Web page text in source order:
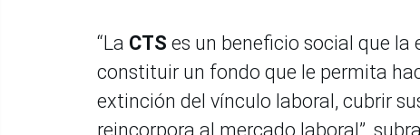
“La CTS es un beneficio social que
constituir un fondo que le permita
extinción del vínculo laboral, cubrir
reincorpora al mercado laboral”,